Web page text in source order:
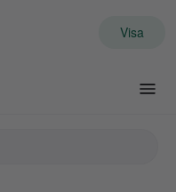
Visa